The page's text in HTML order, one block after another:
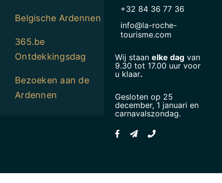
Belgische Ardennen
365.be
Ontdekkingsdag
Bezoeken aan de
Ardennen
+32 84 36 77 36
info@la-roche-
tourisme.com
Wij staan elke dagvan
9.30 tot 17.00 uur voor
u klaar.
Gesloten op 25
december, 1 januari en
carnavalszondag.